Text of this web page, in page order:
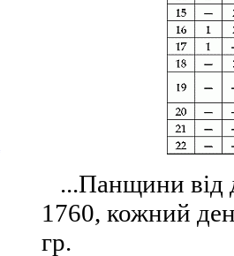
...Панщини від
1760, кожний
гр.